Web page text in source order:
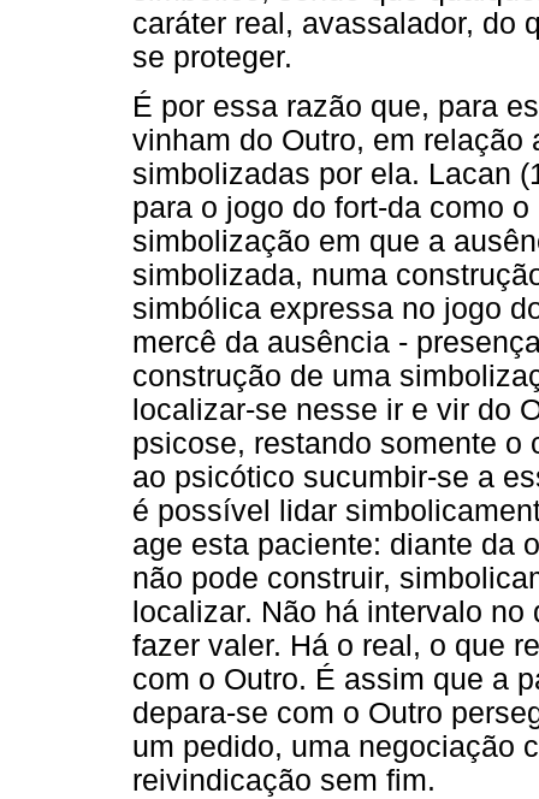
caráter real, avassalador, do
se proteger.
É por essa razão que, para
vinham do Outro, em
simbolizadas por ela. Lacan
para o jogo do fort-da como
simbolização em que a
simbolizada, numa
simbólica expressa no jogo
mercê da ausência -
construção de uma
localizar-se nesse ir e vir do
psicose, restando somente o
ao psicótico sucumbir-se a
é possível lidar
age esta paciente: diante da
não pode construir,
localizar. Não há intervalo
fazer valer. Há o real, o que
com o Outro. É assim que a
depara-se com o Outro
um pedido, uma negociação
reivindicação sem fim.